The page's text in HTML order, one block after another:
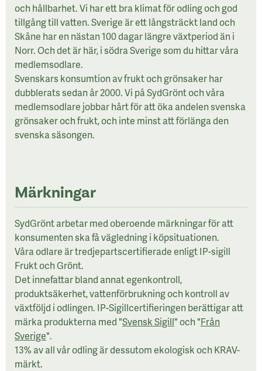
och hållbarhet. Vi har ett bra klimat för odling och god
tillgång till vatten. Sverige är ett långsträckt land och
Skåne har en nästan 100 dagar längre växtperiod än i
Norr. Och det är här, i södra Sverige som du hittar våra
medlemsodlare.
Svenskars konsumtion av frukt och grönsaker har
dubblerats sedan år 2000. Vi på SydGrönt och våra
medlemsodlare jobbar hårt för att öka andelen svenska
grönsaker och frukt, och inte minst att förlänga den
svenska säsongen.
Märkningar
SydGrönt arbetar med oberoende märkningar för att
konsumenten ska få vägledning i köpsituationen.
Våra odlare är tredjepartscertifierade enligt IP-sigill
Frukt och Grönt.
Det innefattar bland annat egenkontroll,
produktsäkerhet, vattenförbrukning och kontroll av
växtföljd i odlingen. IP-Sigillcertifieringen berättigar att
märka produkterna med "Svensk Sigill" och "Från
Sverige".
13% av all vår odling är dessutom ekologisk och KRAV-
märkt.